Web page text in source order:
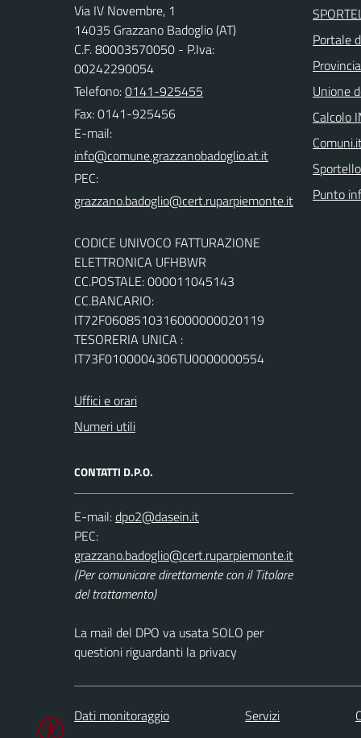
Via IV Novembre, 1
14035 Grazzano Badoglio (AT)
C.F. 80003570050 - P.Iva:
00242290054
Telefono:0141-925455
Fax: 0141-925456
E-mail:
PEC:
CODICE UNIVOCO FATTURAZIONE
ELETTRONICA UFHBWR
CC.POSTALE: 000011045143
CC.BANCARIO:
IT72F0608510316000000020119
TESORERIA UNICA :
IT73F0100004306TU0000000554
Uffici e orari
Numeri utili
CONTATTI D.P.O.
E-mail:
PEC:
(Per comunicare direttamente con il Titolare
del trattamento)
La mail del DPO va usata SOLO per
questioni riguardanti la privacy
Portale
Unione
Calcolo
Punto
Dati monitoraggio Servizi